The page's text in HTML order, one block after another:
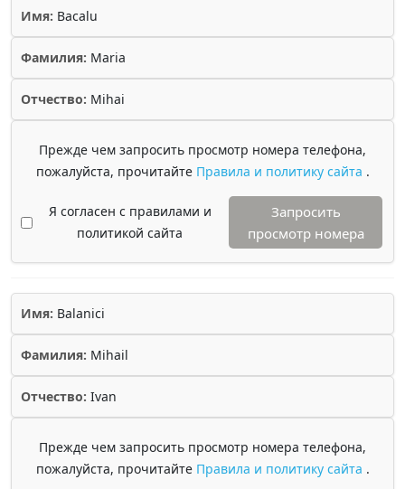
Имя: Bacalu
Фамилия: Maria
Отчество: Mihai
Прежде чем запросить просмотр номера телефона,
пожалуйста, прочитайте Правила и политику сайта .
Я согласен с правилами и
политикой сайта
Запросить
просмотр номера
Имя: Balanici
Фамилия: Mihail
Отчество: Ivan
Прежде чем запросить просмотр номера телефона,
пожалуйста, прочитайте Правила и политику сайта .